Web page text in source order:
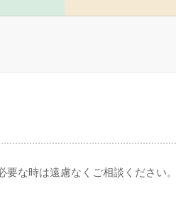
な時は遠慮なくご相談ください。